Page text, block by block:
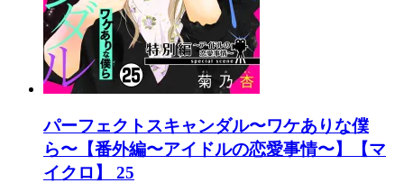
パーフェクトスキャンダル〜ワケありな僕
ら〜【番外編〜アイドルの恋愛事情〜】【マ
イクロ】 25